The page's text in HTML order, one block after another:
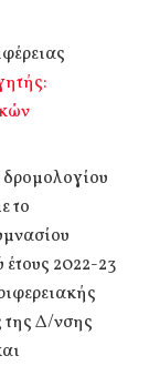
το
2022-23
της Δ/νσης